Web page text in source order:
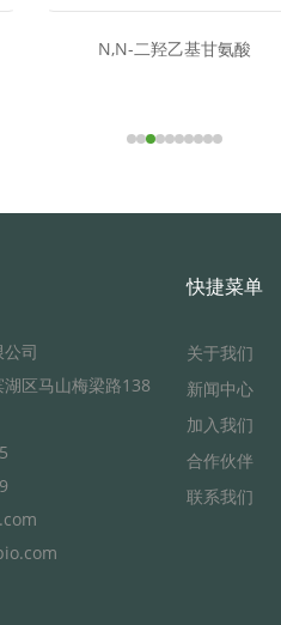
N,N-二羟乙基甘氨酸
司
区马山梅梁路138
快捷菜单
关于我们
新闻中心
加入我们
合作伙伴
联系我们